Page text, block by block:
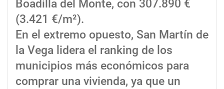
Boadilla del Monte, con 307.890 €
(3.421 €/m²).
En el extremo opuesto, San Martín de
la Vega lidera el ranking de los
municipios más económicos para
comprar una vivienda, ya que un